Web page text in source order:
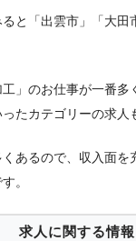
と「出雲市」「大田
」のお仕事が一番多
たカテゴリーの求人
あるので、収入面を
。
求人に関する情報